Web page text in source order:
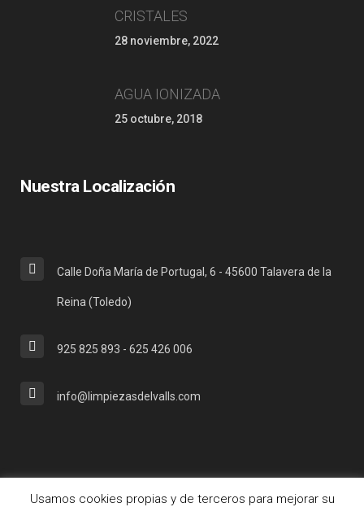
CRISTALES
28 noviembre, 2022
AGUA IONIZADA
25 octubre, 2018
Nuestra Localización
Calle Doña María de Portugal, 6 - 45600 Talavera de la
Reina (Toledo)
925 825 893 - 625 426 006
info@limpiezasdelvalls.com
Usamos cookies propias y de terceros para mejorar su